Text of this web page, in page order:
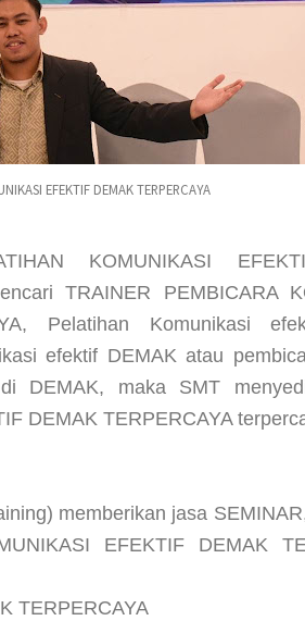
EFEKTIF DEMAK TERPERCAYA
KOMUNIKASI
TRAINER PEMBICARA
Pelatihan Komunikasi
efektif DEMAK atau
DEMAK, maka SMT
DEMAK TERPERCAYA
memberikan jasa
EFEKTIF DEMAK
TERPERCAYA